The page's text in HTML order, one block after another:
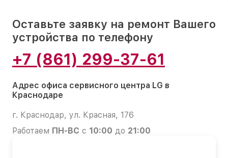
Оставьте заявку на ремонт Вашего
устройства по телефону
+7 (861) 299-37-61
Адрес офиса сервисного центра LG в
Краснодаре
г. Краснодар, ул. Красная, 176
Работаем ПН-ВС с 10:00 до 21:00